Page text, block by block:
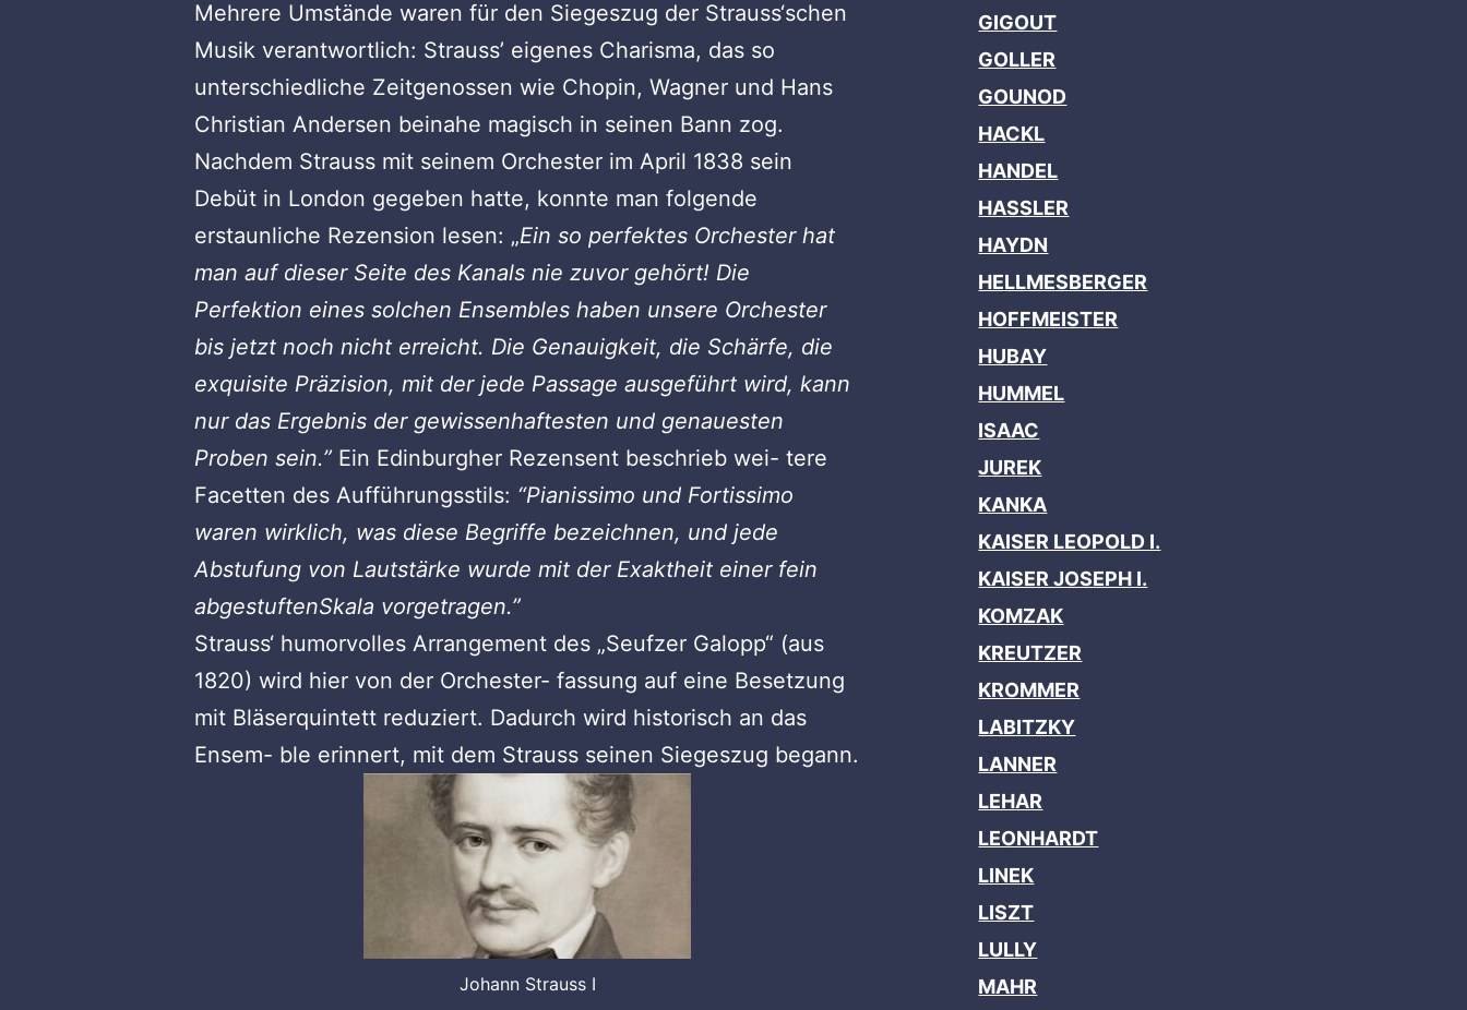
Mehrere Umstände waren für den Siegeszug der Strauss‘schen
Musik verantwortlich: Strauss’ eigenes Charisma, das so
unterschiedliche Zeitgenossen wie Chopin, Wagner und Hans
Christian Andersen beinahe magisch in seinen Bann zog.
Nachdem Strauss mit seinem Orchester im April 1838 sein
Debüt in London gegeben hatte, konnte man folgende
erstaunliche Rezension lesen: „Ein so perfektes Orchester hat
man auf dieser Seite des Kanals nie zuvor gehört! Die
Perfektion eines solchen Ensembles haben unsere Orchester
bis jetzt noch nicht erreicht. Die Genauigkeit, die Schärfe, die
exquisite Präzision, mit der jede Passage ausgeführt wird, kann
nur das Ergebnis der gewissenhaftesten und genauesten
Proben sein.” Ein Edinburgher Rezensent beschrieb wei- tere
Facetten des Aufführungsstils: “Pianissimo und Fortissimo
waren wirklich, was diese Begriffe bezeichnen, und jede
Abstufung von Lautstärke wurde mit der Exaktheit einer fein
abgestuftenSkala vorgetragen.”
Strauss‘ humorvolles Arrangement des „Seufzer Galopp“ (aus
1820) wird hier von der Orchester- fassung auf eine Besetzung
mit Bläserquintett reduziert. Dadurch wird historisch an das
Ensem- ble erinnert, mit dem Strauss seinen Siegeszug begann.
Johann Strauss I
GIGOUT
GOLLER
GOUNOD
HACKL
HANDEL
HASSLER
HAYDN
HELLMESBERGER
HOFFMEISTER
HUBAY
HUMMEL
ISAAC
JUREK
KANKA
KAISER LEOPOLD I.
KAISER JOSEPH I.
KOMZAK
KREUTZER
KROMMER
LABITZKY
LANNER
LEHAR
LEONHARDT
LINEK
LISZT
LULLY
MAHR